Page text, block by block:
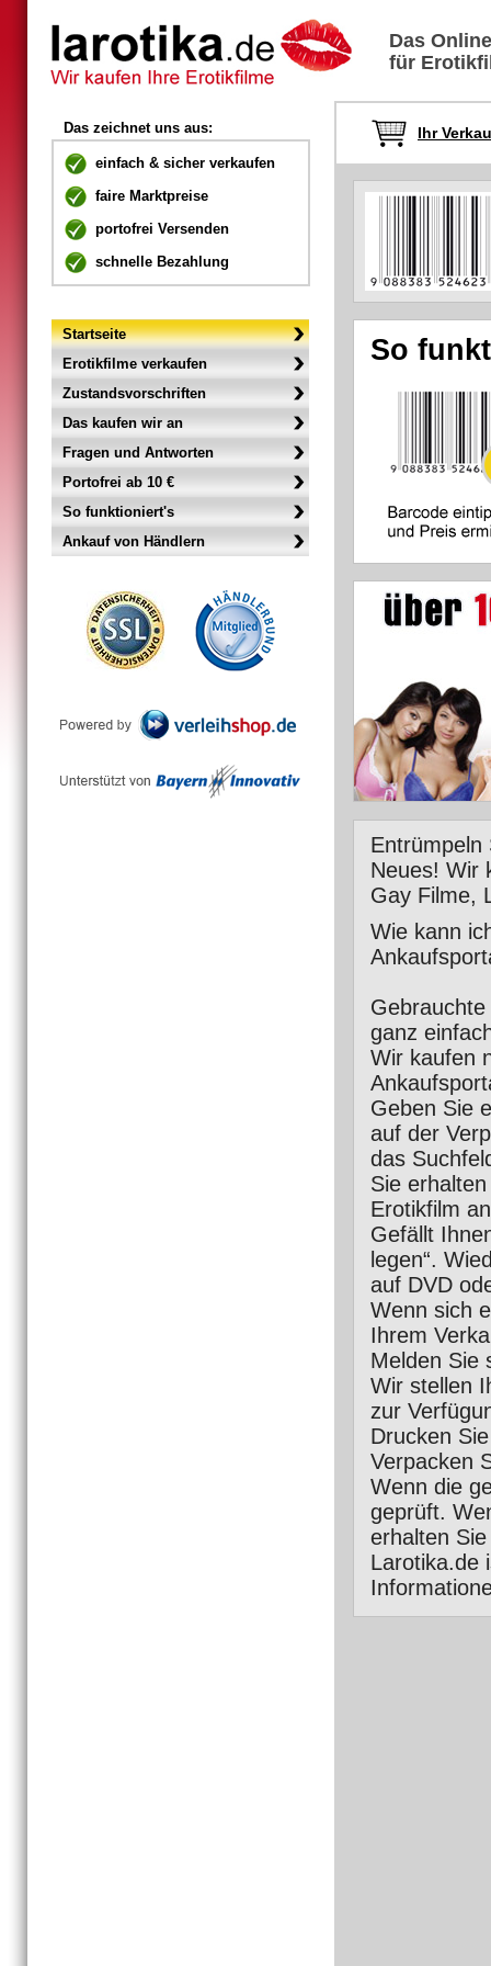
Das
für
Das zeichnet uns aus:
einfach & sicher verkaufen
faire Marktpreise
portofrei Versenden
schnelle Bezahlung
Startseite
Erotikfilme verkaufen
Zustandsvorschriften
Das kaufen wir an
Fragen und Antworten
Portofrei ab 10 €
So funktioniert's
Ankauf von Händlern
Ihr
So
Entrümpeln
Neues! Wir
Gay Filme,
Wie kann
ganz
Wir kaufen
Geben Sie
auf der
das
Sie
Erotikfilm
Gefällt
legen“.
auf DVD
Wenn sich
Ihrem
Melden Sie
Wir stellen
zur
Drucken
Verpacken
Wenn die
geprüft.
erhalten
Larotika.de